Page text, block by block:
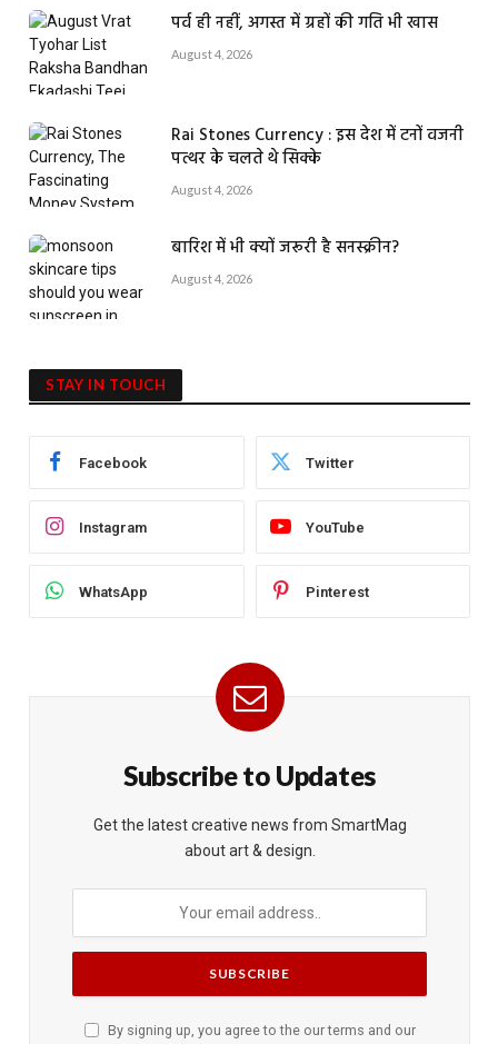
पर्व ही नहीं, अगस्त में ग्रहों की गति भी खास
August 4, 2026
Rai Stones Currency : इस देश में टनों वजनी
पत्थर के चलते थे सिक्के
August 4, 2026
बारिश में भी क्यों जरूरी है सनस्क्रीन?
August 4, 2026
STAY IN TOUCH
Facebook Twitter
Instagram YouTube
WhatsApp Pinterest
Subscribe to Updates
Get the latest creative news from SmartMag
about art & design.
By signing up, you agree to the our terms and our